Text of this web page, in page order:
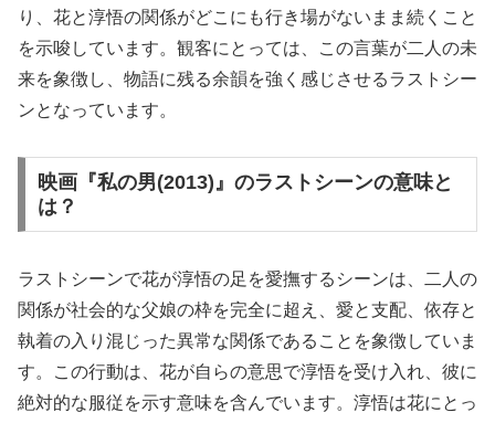
り、花と淳悟の関係がどこにも行き場がないまま続くこと
を示唆しています。観客にとっては、この言葉が二人の未
来を象徴し、物語に残る余韻を強く感じさせるラストシー
ンとなっています。
映画『私の男(2013)』のラストシーンの意味と
は？
ラストシーンで花が淳悟の足を愛撫するシーンは、二人の
関係が社会的な父娘の枠を完全に超え、愛と支配、依存と
執着の入り混じった異常な関係であることを象徴していま
す。この行動は、花が自らの意思で淳悟を受け入れ、彼に
絶対的な服従を示す意味を含んでいます。淳悟は花にとっ